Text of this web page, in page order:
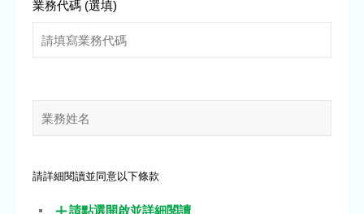
業務代碼 (選填)
請詳細閱讀並同意以下條款